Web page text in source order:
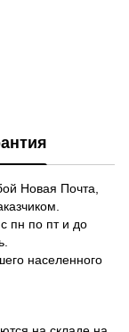
Новая Почта,
пн по пт и до
населенного